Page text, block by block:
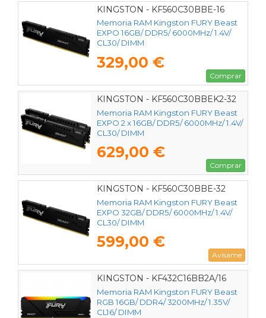
KINGSTON - KF560C30BBE-16
Memoria RAM Kingston FURY Beast
EXPO 16GB/ DDR5/ 6000MHz/ 1.4V/
CL30/ DIMM
329,00 €
Comprar
KINGSTON - KF560C30BBEK2-32
Memoria RAM Kingston FURY Beast
EXPO 2 x 16GB/ DDR5/ 6000MHz/ 1.4V/
CL30/ DIMM
629,00 €
Comprar
KINGSTON - KF560C30BBE-32
Memoria RAM Kingston FURY Beast
EXPO 32GB/ DDR5/ 6000MHz/ 1.4V/
CL30/ DIMM
599,00 €
Avísame
KINGSTON - KF432C16BB2A/16
Memoria RAM Kingston FURY Beast
RGB 16GB/ DDR4/ 3200MHz/ 1.35V/
CL16/ DIMM